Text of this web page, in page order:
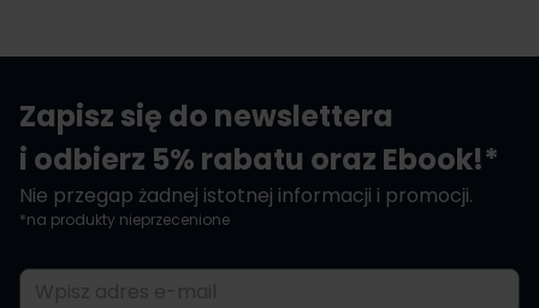
Zapisz się do newslettera
i odbierz 5% rabatu oraz Ebook!*
Nie przegap żadnej istotnej informacji i promocji.
*na produkty nieprzecenione
Adres e-mail